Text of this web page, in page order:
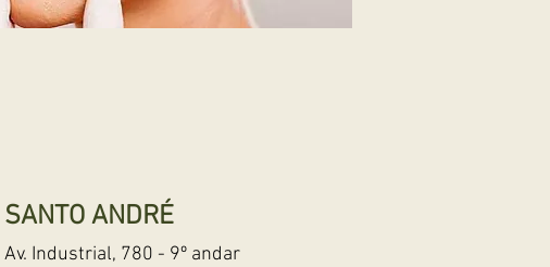
SANTO ANDRÉ
Av. Industrial, 780 - 9º andar